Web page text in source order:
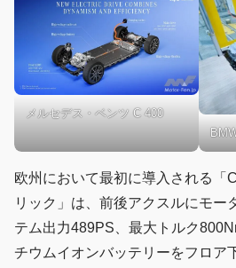
メルセデス・ベンツ C 400
欧州において最初に導入される「
リック」は、前後アクスルにモー
テム出力489PS、最大トルク
チウムイオンバッテリーをフロア